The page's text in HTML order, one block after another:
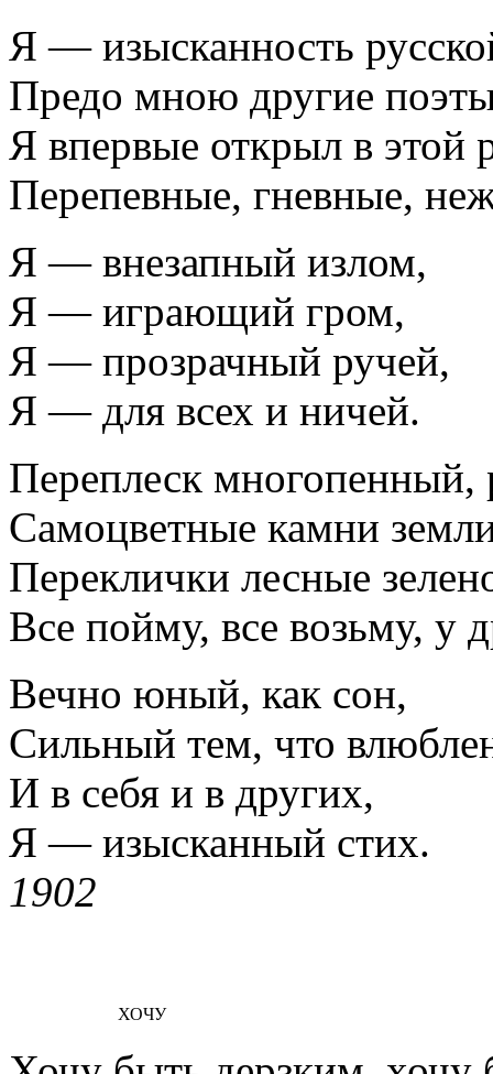
Я — изысканность
Предо мною другие
Я впервые открыл в этой
Перепевные, гневные,
Я — внезапный излом,
Я — играющий гром,
Я — прозрачный ручей,
Я — для всех и ничей.
Переплеск многопенный,
Самоцветные камни
Переклички лесные
Все пойму, все возьму, у
Вечно юный, как сон,
Сильный тем, что
И в себя и в других,
Я — изысканный стих.
1902
ХОЧУ